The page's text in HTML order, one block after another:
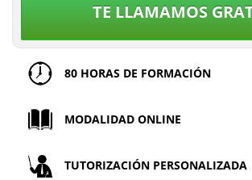
TE LLAMAMOS
80 HORAS DE FORMACIÓN
MODALIDAD ONLINE
TUTORIZACIÓN PERSONALIZADA